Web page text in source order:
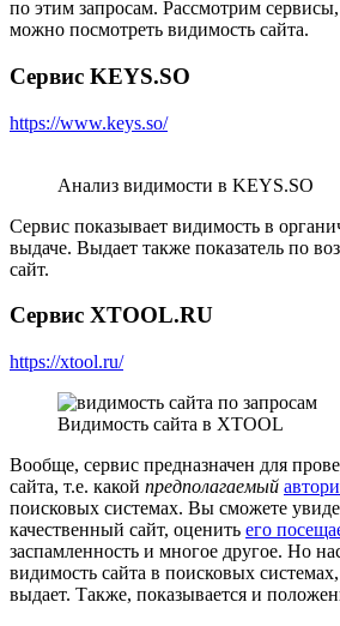
по этим запросам. Рассмотрим
можно посмотреть видимость сайта.
Сервис KEYS.SO
https://www.keys.so/
Анализ видимости в KEYS.SO
Сервис показывает видимость в
выдаче. Выдает также показатель по
сайт.
Сервис XTOOL.RU
https://xtool.ru/
Видимость сайта в XTOOL
Вообще, сервис предназначен для
сайта, т.е. какой предполагаемый
поисковых системах. Вы сможете
качественный сайт, оценить его
заспамленность и многое другое. Но
видимость сайта в поисковых
выдает. Также, показывается и